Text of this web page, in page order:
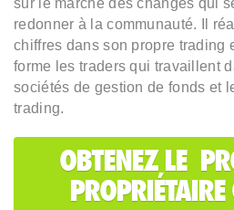
sur le marché des changes qui
redonner à la communauté. Il
chiffres dans son propre trading
forme les traders qui travaillent
sociétés de gestion de fonds et
trading.
OBTENEZ LE
PROPRIÉTAIRE